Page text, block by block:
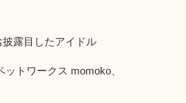
披露目したアイドル
トワークス momoko、